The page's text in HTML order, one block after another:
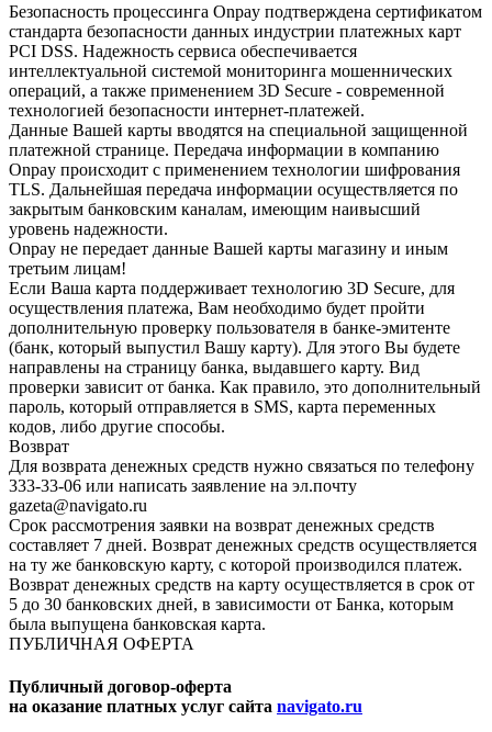
Безопасность процессинга Onpay подтверждена сертификатом
стандарта безопасности данных индустрии платежных карт
PCI DSS. Надежность сервиса обеспечивается
интеллектуальной системой мониторинга мошеннических
операций, а также применением 3D Secure - современной
технологией безопасности интернет-платежей.
Данные Вашей карты вводятся на специальной защищенной
платежной странице. Передача информации в компанию
Onpay происходит с применением технологии шифрования
TLS. Дальнейшая передача информации осуществляется по
закрытым банковским каналам, имеющим наивысший
уровень надежности.
Onpay не передает данные Вашей карты магазину и иным
третьим лицам!
Если Ваша карта поддерживает технологию 3D Secure, для
осуществления платежа, Вам необходимо будет пройти
дополнительную проверку пользователя в банке-эмитенте
(банк, который выпустил Вашу карту). Для этого Вы будете
направлены на страницу банка, выдавшего карту. Вид
проверки зависит от банка. Как правило, это дополнительный
пароль, который отправляется в SMS, карта переменных
кодов, либо другие способы.
Возврат
Для возврата денежных средств нужно связаться по телефону
333-33-06 или написать заявление на эл.почту
gazeta@navigato.ru
Срок рассмотрения заявки на возврат денежных средств
составляет 7 дней. Возврат денежных средств осуществляется
на ту же банковскую карту, с которой производился платеж.
Возврат денежных средств на карту осуществляется в срок от
5 до 30 банковских дней, в зависимости от Банка, которым
была выпущена банковская карта.
ПУБЛИЧНАЯ ОФЕРТА
Публичный договор-оферта
на оказание платных услуг сайта navigato.ru